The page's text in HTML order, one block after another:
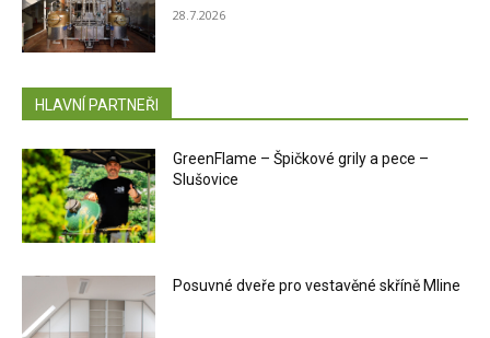
28.7.2026
HLAVNÍ PARTNEŘI
GreenFlame – Špičkové grily a pece –
Slušovice
Posuvné dveře pro vestavěné skříně Mline